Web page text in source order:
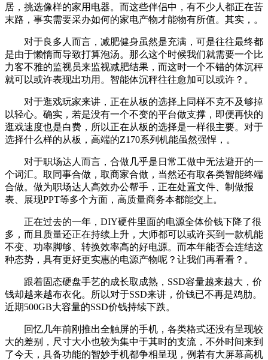
居，挑选像样的家用电器。而这些伴侣中，有不少人都正在苦
末路，事实需要采办如何的家电产物才能物有所值。其实，。
对于良多人而言，减肥健身虽然是充满，可是往往最终都
是由于懒惰而导致打算泡汤。那么这个时候我们就需要一个比
力客不雅的监视员来监视减肥结果，而这时一个不错的体沉秤
就可以或许表现出功用。智能体沉秤往往愈加可以或许？。
对于逛戏玩家来讲，正在从板的选择上同样不克不及够掉
以轻心。确实，若是没有一个不变的平台做支撑，即便再快的
逛戏速度也是白费，所以正在从板的选择是一样很主要。对于
选择什么样的从板，高端的Z170系列机能虽然强悍，。
对于职场达人而言，合做几乎是日常工做中无法避开的一
个词汇。取同事合做，取商家合做，当然还有取各类智能终端
合做。做为职场达人高效办公帮手，正在处置文件、制做报
表、展现PPT等多个方面，高质量商务本都能交上。
正在过去的一年，DIY硬件里面的电源全体价钱下降了很
多，而且质量还正在持续上升，大师都可以或许买到一款机能
不变、功率脚够、转换效率高的好电源。而本年能否会连结这
种态势，具有更好更实惠的电源产物呢？让我们再看看？。
跟着固态硬盘手艺的成长取成熟，SSD容量越来越大，价
钱却越来越布衣化。所以对于SSD来讲，价钱已不再是鸡肋。
近期500GB大容量的SSD价钱持续下跌。
回忆几年前刚推出全触屏的手机，各类格式还没有呈现较
大的差别，尺寸大小也较为集中于其时的支流，不外时间来到
了今天，具备功能的智妙手机都争相呈现，例若有大屏幕高机